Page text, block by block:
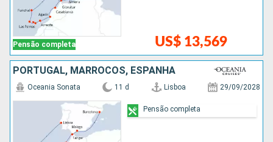
Pensão completa US$ 13,569
PORTUGAL, MARROCOS, ESPANHA
Oceania Sonata 11 d Lisboa 29/09/2028
Pensão completa